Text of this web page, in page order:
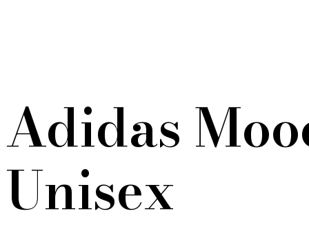
Adidas
Unisex